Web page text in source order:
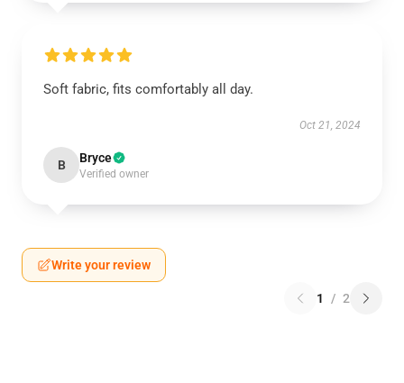
Soft fabric, fits comfortably all day.
Oct 21, 2024
B Bryce
Verified owner
Write your review
1 / 2